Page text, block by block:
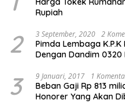
Rupiah
2 3 September, 2020 2
Pimda Lembaga
Dengan Dandim 0320
3 9 Januari, 2017 1
Beban Gaji Rp 813
Honorer Yang Akan